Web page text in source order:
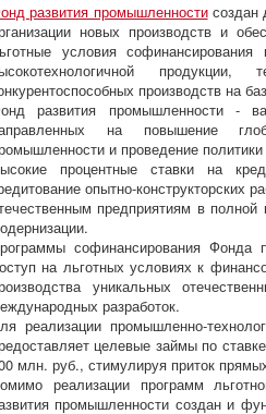
развития промышленностисоздан
новых производств и
условия
производств на
развития промышленности -
на повышение
и проведение
процентные ставки на
опытно-конструкторских
предприятиям в
софинансирования Фонда
на льготных условиях к
уникальных
разработок.
реализации промышленно-
целевые займы по
млн. руб., стимулируя приток
реализации программ
промышленности создан и